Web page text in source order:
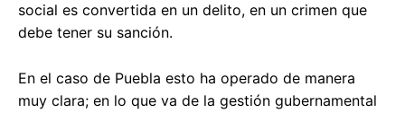
social es convertida en un delito, en un crimen que
debe tener su sanción.
En el caso de Puebla esto ha operado de manera
muy clara; en lo que va de la gestión gubernamental